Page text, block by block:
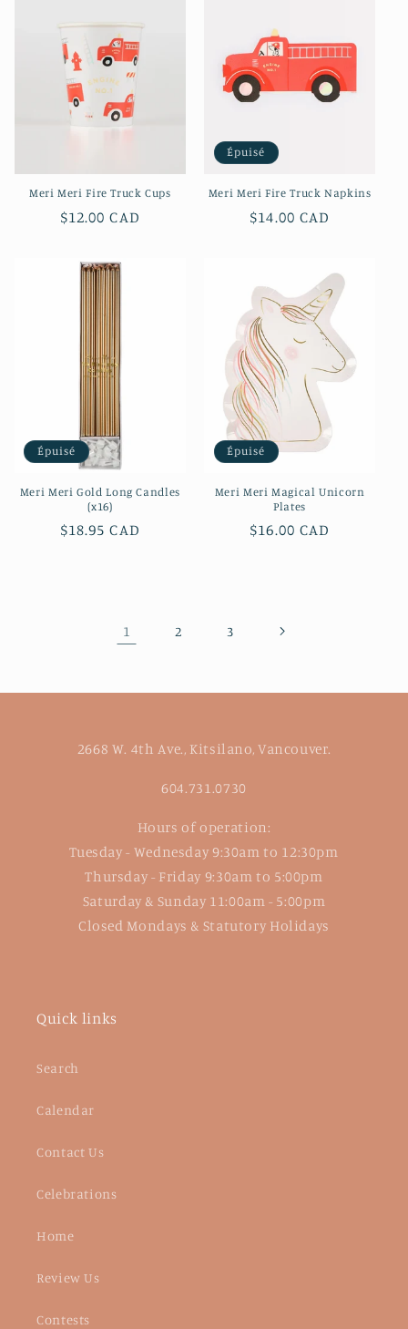
Meri Meri Fire Truck Cups
Prix
$12.00 CAD
Épuisé
Meri Meri Fire Truck Napkins
Prix
$14.00 CAD
Épuisé
Meri Meri Gold Long Candles
(x16)
Prix
$18.95 CAD
Épuisé
Meri Meri Magical Unicorn
Plates
Prix
$16.00 CAD
1 2 3
2668 W. 4th Ave., Kitsilano, Vancouver.
604.731.0730
Hours of operation:
Tuesday - Wednesday 9:30am to 12:30pm
Thursday - Friday 9:30am to 5:00pm
Saturday & Sunday 11:00am - 5:00pm
Closed Mondays & Statutory Holidays
Quick links
Search
Calendar
Contact Us
Celebrations
Home
Review Us
Contests